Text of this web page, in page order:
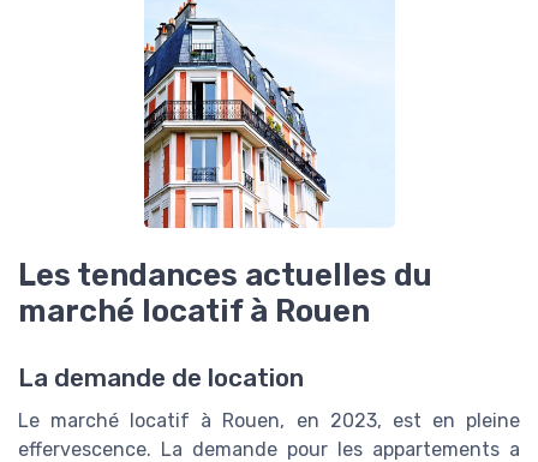
Les tendances actuelles du
marché locatif à Rouen
La demande de location
Le marché locatif à Rouen, en 2023, est en pleine
effervescence. La demande pour les appartements a